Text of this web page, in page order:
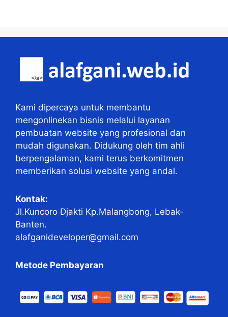
Kami dipercaya untuk membantu
mengonlinekan bisnis melalui layanan
pembuatan website yang profesional dan
mudah digunakan. Didukung oleh tim ahli
berpengalaman, kami terus berkomitmen
memberikan solusi website yang andal.
Kontak:
Jl.Kuncoro Djakti Kp.Malangbong, Lebak-
Banten.
alafganideveloper@gmail.com
Metode Pembayaran